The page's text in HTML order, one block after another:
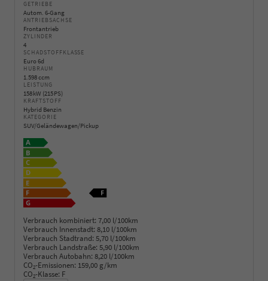
GETRIEBE
Autom. 6-Gang
ANTRIEBSACHSE
Frontantrieb
ZYLINDER
4
SCHADSTOFFKLASSE
Euro 6d
HUBRAUM
1.598 ccm
LEISTUNG
158 kW (215 PS)
KRAFTSTOFF
Hybrid Benzin
KATEGORIE
SUV/Geländewagen/Pickup
Verbrauch kombiniert: 7,00 l/100km
Verbrauch Innenstadt: 8,10 l/100km
Verbrauch Stadtrand: 5,70 l/100km
Verbrauch Landstraße: 5,90 l/100km
Verbrauch Autobahn: 8,20 l/100km
CO2-Emissionen: 159,00 g/km
CO2-Klasse: F